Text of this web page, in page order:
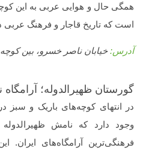
همگی حال و هوایی عربی به این
است که تاریخ قاجار و فرهنگ عربی
آدرس:خیابان ناصر خسرو، بین
گورستان ظهیرالدوله؛ آرامگاه
در انتهای کوچه‌های باریک و سبز
وجود دارد که نامش
فرهنگی‌ترین آرامگاه‌های